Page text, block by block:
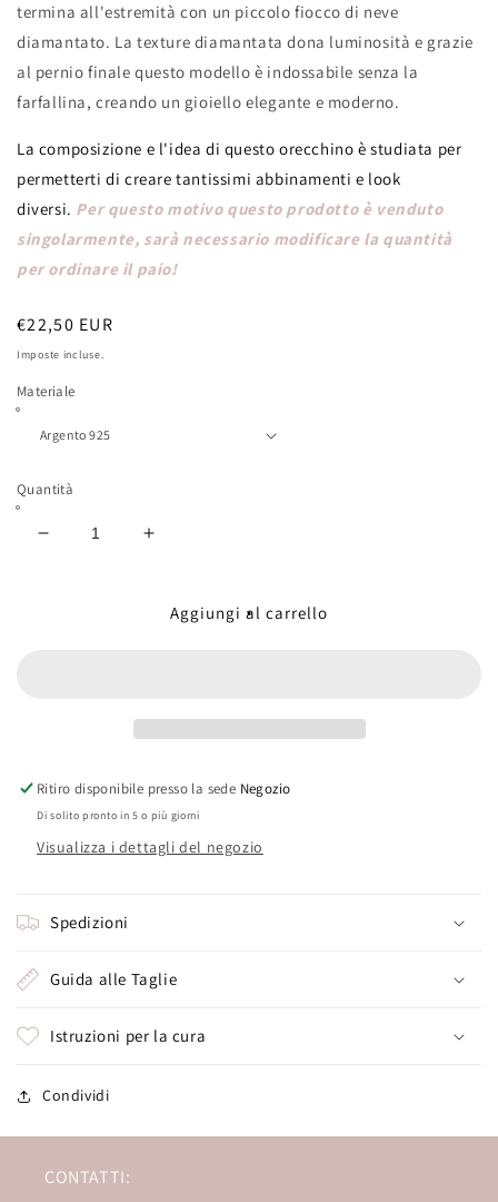
termina all'estremità con un piccolo fiocco di neve
diamantato. La texture diamantata dona luminosità e grazie
al pernio finale questo modello è indossabile senza la
farfallina, creando un gioiello elegante e moderno.
La composizione e l'idea di questo orecchino è studiata per
permetterti di creare tantissimi abbinamenti e look
diversi. Per questo motivo questo prodotto è venduto
singolarmente, sarà necessario modificare la quantità
per ordinare il paio!
Prezzo
di
€22,50 EUR
Imposte incluse.
Materiale
Quantità
Diminuisci
Aumenta
SINGLE
Aggiungi al carrello
Ritiro disponibile presso la sede Negozio
Di solito pronto in 5 o più giorni
Visualizza i dettagli del negozio
Spedizioni
Guida alle Taglie
Istruzioni per la cura
Condividi
CONTATTI: